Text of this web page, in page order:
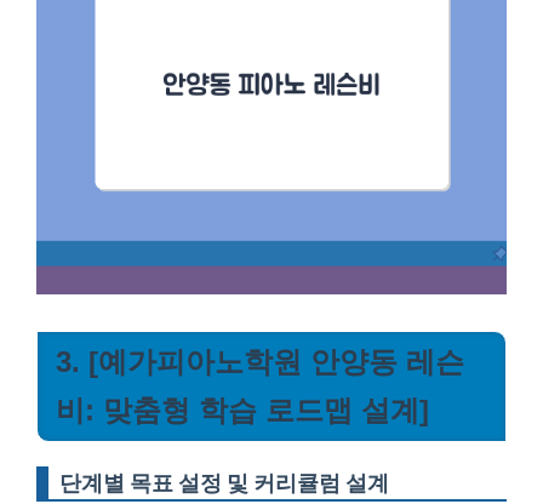
3. [예가피아노학원 안양동 레슨
비: 맞춤형 학습 로드맵 설계]
단계별 목표 설정 및 커리큘럼 설계